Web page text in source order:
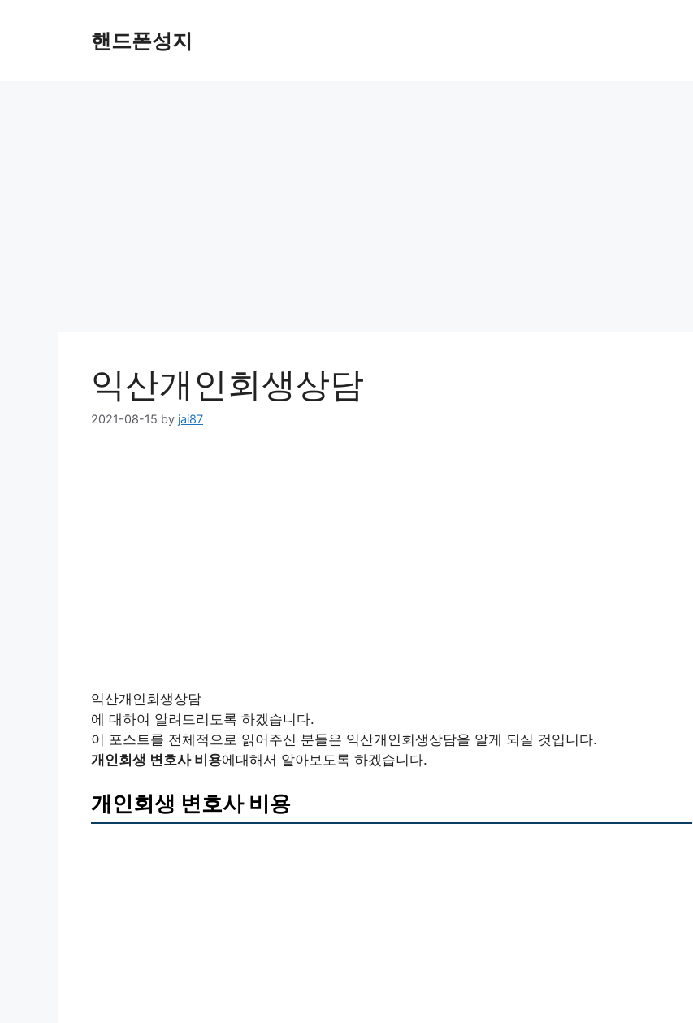
핸드폰성지
익산개인회생상담
2021-08-15 by jai87
익산개인회생상담
에 대하여 알려드리도록 하겠습니다.
이 포스트를 전체적으로 읽어주신 분들은 익산개인회생상담을 알게 되실 것입니다.
개인회생 변호사 비용에대해서 알아보도록 하겠습니다.
개인회생 변호사 비용